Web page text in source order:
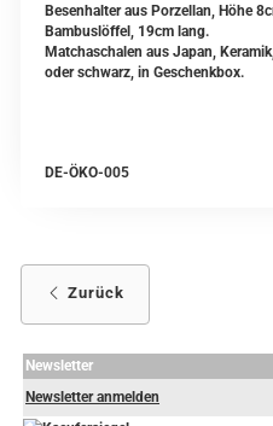
Besenhalter aus Porzellan, Höhe
Bambuslöffel, 19cm lang.
Matchaschalen aus Japan,
oder schwarz, in Geschenkbox.
DE-ÖKO-005
Zurück
Newsletter
Newsletter anmelden